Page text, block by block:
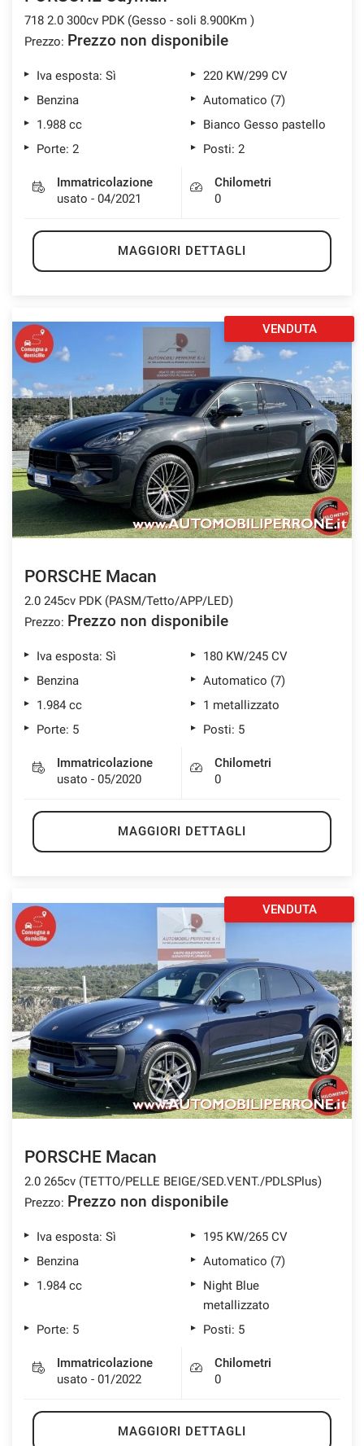
718 2.0 300cv PDK (Gesso - soli 8.900Km )
Prezzo: Prezzo non disponibile
Iva esposta: Sì
220 KW/299 CV
Benzina
Automatico (7)
1.988 cc
Bianco Gesso pastello
Porte: 2
Posti: 2
Immatricolazione
usato - 04/2021
Chilometri
0
MAGGIORI DETTAGLI
VENDUTA
PORSCHE Macan
2.0 245cv PDK (PASM/Tetto/APP/LED)
Prezzo: Prezzo non disponibile
Iva esposta: Sì
180 KW/245 CV
Benzina
Automatico (7)
1.984 cc
1 metallizzato
Porte: 5
Posti: 5
Immatricolazione
usato - 05/2020
Chilometri
0
MAGGIORI DETTAGLI
VENDUTA
PORSCHE Macan
2.0 265cv (TETTO/PELLE BEIGE/SED.VENT./PDLSPlus)
Prezzo: Prezzo non disponibile
Iva esposta: Sì
195 KW/265 CV
Benzina
Automatico (7)
1.984 cc
Night Blue
metallizzato
Porte: 5
Posti: 5
Immatricolazione
usato - 01/2022
Chilometri
0
MAGGIORI DETTAGLI